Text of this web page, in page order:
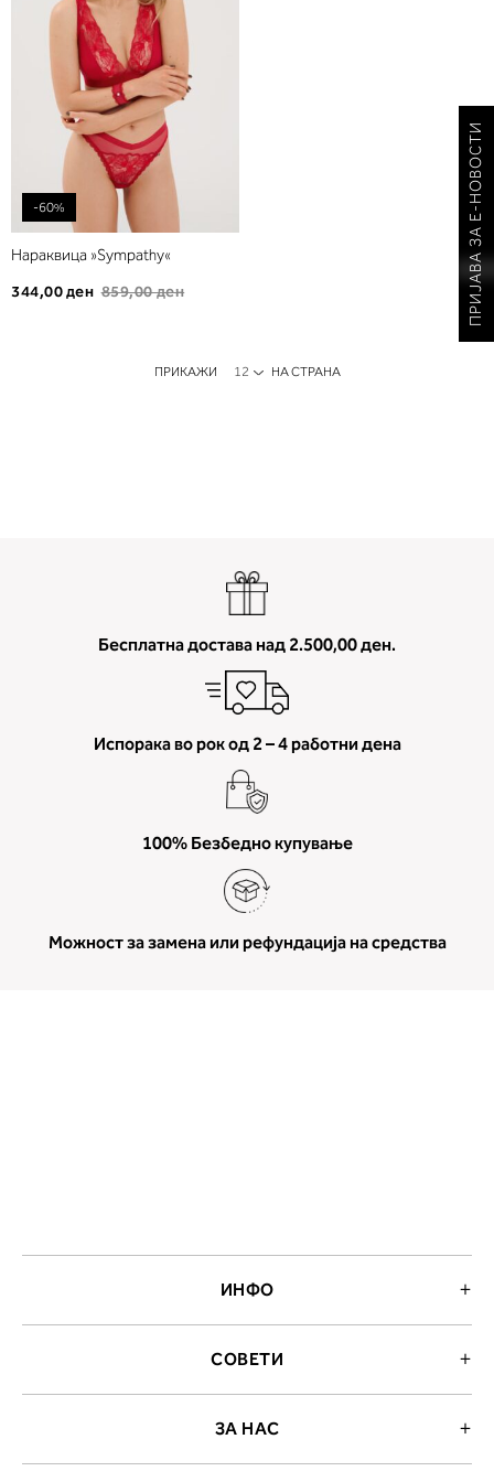
-60%
Нараквица »Sympathy«
344,00 ден 859,00 ден
ПРИКАЖИ НА СТРАНА
Бесплатна достава над 2.500,00 ден.
Испорака во рок од 2 – 4 работни дена
100% Безбедно купување
Можност за замена или рефундација на средства
ИНФО
СОВЕТИ
ЗА НАС
ПРИЈАВА ЗА Е-НОВОСТИ